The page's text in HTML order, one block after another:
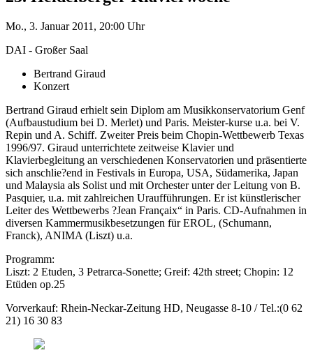
Mo., 3. Januar 2011, 20:00 Uhr
DAI - Großer Saal
Bertrand Giraud
Konzert
Bertrand Giraud erhielt sein Diplom am Musikkonservatorium Genf
(Aufbaustudium bei D. Merlet) und Paris. Meister-kurse u.a. bei V.
Repin und A. Schiff. Zweiter Preis beim Chopin-Wettbewerb Texas
1996/97. Giraud unterrichtete zeitweise Klavier und
Klavierbegleitung an verschiedenen Konservatorien und präsentierte
sich anschlie?end in Festivals in Europa, USA, Südamerika, Japan
und Malaysia als Solist und mit Orchester unter der Leitung von B.
Pasquier, u.a. mit zahlreichen Uraufführungen. Er ist künstlerischer
Leiter des Wettbewerbs ?Jean Françaix“ in Paris. CD-Aufnahmen in
diversen Kammermusikbesetzungen für EROL, (Schumann,
Franck), ANIMA (Liszt) u.a.
Programm:
Liszt: 2 Etuden, 3 Petrarca-Sonette; Greif: 42th street; Chopin: 12
Etüden op.25
Vorverkauf: Rhein-Neckar-Zeitung HD, Neugasse 8-10 / Tel.:(0 62
21) 16 30 83